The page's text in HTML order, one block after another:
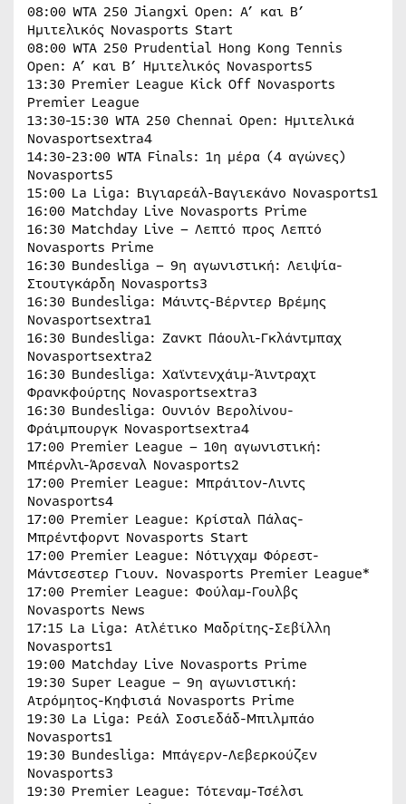
08:00 WTA 250 Jiangxi Open: Α’ και Β’
Ημιτελικός Novasports Start
08:00 WTA 250 Prudential Hong Kong Tennis
Open: Α’ και Β’ Ημιτελικός Novasports5
13:30 Premier League Kick Off Novasports
Premier League
13:30-15:30 WTA 250 Chennai Open: Ημιτελικά
Novasportsextra4
14:30-23:00 WTA Finals: 1η μέρα (4 αγώνες)
Novasports5
15:00 La Liga: Βιγιαρεάλ-Βαγιεκάνο Novasports1
16:00 Matchday Live Novasports Prime
16:30 Matchday Live – Λεπτό προς Λεπτό
Novasports Prime
16:30 Bundesliga – 9η αγωνιστική: Λειψία-
Στουτγκάρδη Novasports3
16:30 Bundesliga: Μάιντς-Βέρντερ Βρέμης
Novasportsextra1
16:30 Bundesliga: Ζανκτ Πάουλι-Γκλάντμπαχ
Novasportsextra2
16:30 Bundesliga: Χαϊντενχάιμ-Άιντραχτ
Φρανκφούρτης Novasportsextra3
16:30 Bundesliga: Ουνιόν Βερολίνου-
Φράιμπουργκ Novasportsextra4
17:00 Premier League – 10η αγωνιστική:
Μπέρνλι-Άρσεναλ Novasports2
17:00 Premier League: Μπράιτον-Λιντς
Novasports4
17:00 Premier League: Κρίσταλ Πάλας-
Μπρέντφορντ Novasports Start
17:00 Premier League: Νότιγχαμ Φόρεστ-
Μάντσεστερ Γιουν. Novasports Premier League*
17:00 Premier League: Φούλαμ-Γουλβς
Novasports News
17:15 La Liga: Ατλέτικο Μαδρίτης-Σεβίλλη
Novasports1
19:00 Matchday Live Novasports Prime
19:30 Super League – 9η αγωνιστική:
Ατρόμητος-Κηφισιά Novasports Prime
19:30 La Liga: Ρεάλ Σοσιεδάδ-Μπιλμπάο
Novasports1
19:30 Bundesliga: Μπάγερν-Λεβερκούζεν
Novasports3
19:30 Premier League: Τότεναμ-Τσέλσι